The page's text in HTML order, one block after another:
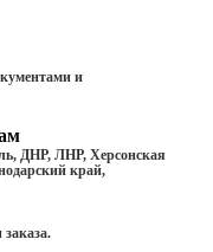
и
ДНР, ЛНР, Херсонская
край,